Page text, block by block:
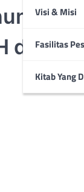
Visi & Misi
Fasilitas
Kitab Yang
di
dan